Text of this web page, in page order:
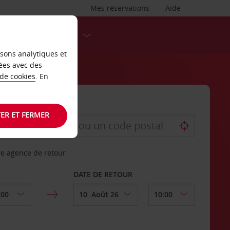
Aide
Mes réservations
agence de retour
DATE DE RETOUR
analytiques et
avec des
cookies. En
ET FERMER